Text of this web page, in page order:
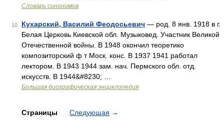
Словарь синонимов
10 Кухарский, Василий Феодосьевич — род. 8 янв. 1918 в г.
Белая Церковь Киевской обл. Музыковед. Участник Великой
Отечественной войны. В 1948 окончил теоретико
композиторский ф т Моск. конс. В 1937 1941 работал
лектором. В 1943 1944 зам. нач. Пермского обл. отд.
искусств. В 1944&#8230; …
Большая биографическая энциклопедия
Страницы Следующая →